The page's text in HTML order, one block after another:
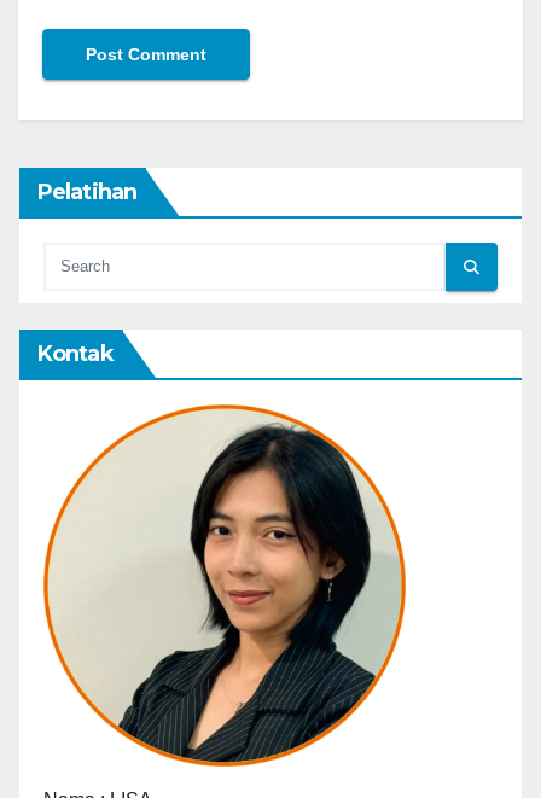
Pelatihan
Kontak